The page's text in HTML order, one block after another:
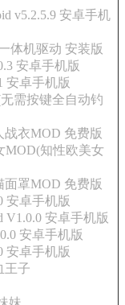
v5.2.5.9 安卓手机
体机驱动 安装版
安卓手机版
安卓手机版
需按键全自动钓
衣MOD 免费版
MOD(知性欧美女
罩MOD 免费版
安卓手机版
V1.0.0 安卓手机版
安卓手机版
安卓手机版
子
妹